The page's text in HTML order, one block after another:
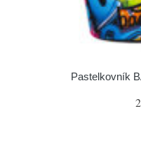
Pastelkovník